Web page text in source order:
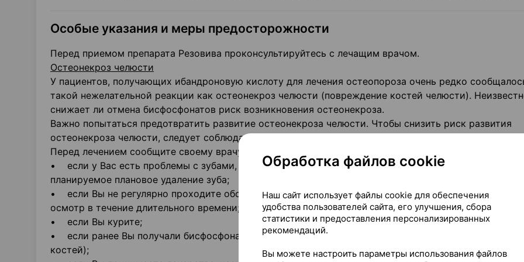
Особые указания и меры предосторожности
Перед приемом препарата Резовива проконсультируйтесь с лечащим врачом.
Остеонекроз челюсти
У пациентов, получающих ибандроновую кислоту для лечения остеопороза очень редко
такой нежелательной реакции как остеонекроз челюсти (повреждение костей челюсти).
снижает ли отмена бисфосфонатов риск возникновения остеонекроза.
Важно попытаться предотвратить развитие остеонекроза челюсти. Чтобы снизить риск развития
остеонекроза челюсти, следует соблюдать некоторые следующие меры предосторожности.
Перед лечением сообщите своему врачу:
• если у Вас есть проблемы с зубами, например, плохое состояние зубов, заболевания десен или
планируемое плановое удаление зуба;
• если Вы не регулярно проходите обследования у стоматолога или не проходили
осмотр в течение длительного времени;
• если Вы курите;
• если ранее Вы получали бисфосфонат (используемый для лечения или профилактики
костей);
Обработка файлов cookie
Наш сайт использует файлы cookie для обеспечения
удобства пользователей сайта, его улучшения, сбора
статистики и предоставления персонализированных
рекомендаций.
Вы можете настроить параметры использования файлов